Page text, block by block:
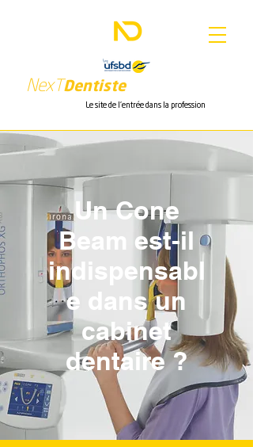
NexTDentiste
Le site de l'entrée dans la profession
Un Cone
Beam est-il
indispensabl
e dans un
cabinet
dentaire ?